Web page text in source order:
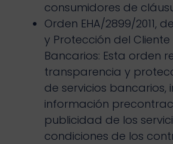
consumidores de
Orden EHA/2899/2011,
y Protección del Cliente
Bancarios: Esta orden
transparencia y
de servicios bancarios,
información
publicidad de los
condiciones de los